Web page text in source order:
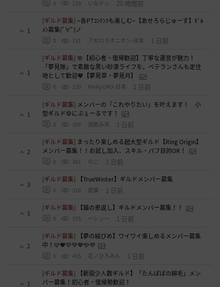
0 129 いなドン 20 時間前
1
[ギルド募集] ~各PTｺﾝﾃﾝﾂも楽しむ~【あせろらじゅーす】ｷﾞﾙ
ﾒﾝ募集(ﾟ∀ﾟ)ノ
0 131 アセロラオニオン-日本 1 日前
1
[ギルド募集] 🌸【初心者・復帰歓迎】丁寧な運営が魅力！
「夢見隊」で素敵な黒い砂漠ライフを。ベテランさんも定住
地として歓迎💖【夢見草・夢見月】
0 130 PinkyURO-日本 1 日前
1
[ギルド募集] メンバーの「これやりたい」を叶えます！ 小
型ギルドゆにぶぇーるです！
0 359 酒飲み共 1 日前
2
[ギルド募集] まったり楽しめる超大型ギルド【Ring Origin】
メンバー募集！！お試し加入、スキル・バフ目的OK！
0 361 のこ 1 日前
3
[ギルド募集] 【TrueWinter】ギルドメンバー募集
0 316 倉葉 1 日前
1
[ギルド募集] 【猫の恩返し】ギルドメンバー募集！！
0 375 ーレンー 1 日前
2
[ギルド募集]
【夢の結びめ】ワイワイ楽しめるメンバー募集
中！🩷🧡💛💚💙🩵💜
0 405 花ノひろみん 1 日前
1
[ギルド募集]
【新設少人数ギルド】「たんぽぽの綿毛」メン
バー募集！初心者・復帰勢歓迎！